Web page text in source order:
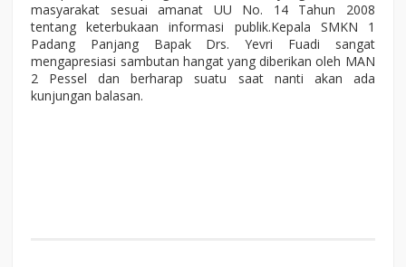
masyarakat sesuai amanat UU No. 14 Tahun 2008
tentang keterbukaan informasi publik.Kepala SMKN 1
Padang Panjang Bapak Drs. Yevri Fuadi sangat
mengapresiasi sambutan hangat yang diberikan oleh MAN
2 Pessel dan berharap suatu saat nanti akan ada
kunjungan balasan.